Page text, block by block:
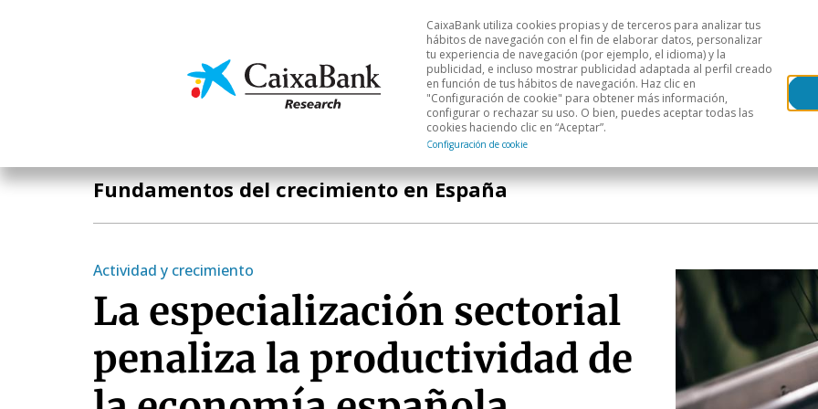
Economía y mercados Análisis sectorial Áreas geográficas
CaixaBank utiliza cookies propias y de terceros para analizar tus
hábitos de navegación con el fin de elaborar datos, personalizar
tu experiencia de navegación (por ejemplo, el idioma) y la
publicidad, e incluso mostrar publicidad adaptada al perfil creado
en función de tus hábitos de navegación. Haz clic en
"Configuración de cookie" para obtener más información,
configurar o rechazar su uso. O bien, puedes aceptar todas las
cookies haciendo clic en “Aceptar”.
Configuración de cookie
Fundamentos del crecimiento en España
Actividad y crecimiento
La especialización sectorial
penaliza la productividad de